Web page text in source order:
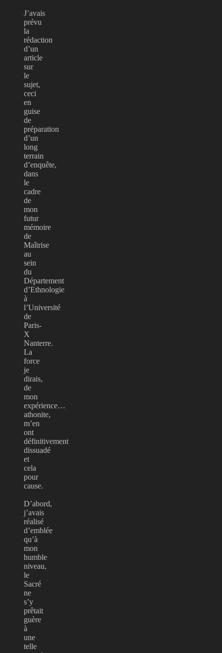
J’avais
prévu
la
rédaction
d’un
article
sur
le
sujet,
ceci
en
guise
de
préparation
d’un
long
terrain
d’enquête,
dans
le
cadre
de
mon
futur
mémoire
de
Maîtrise
au
sein
du
Département
d’Ethnologie
à
l’Université
de
Paris-
X
Nanterre.
La
force
je
dirais,
de
mon
expérience…
athonite,
m’en
ont
définitivement
dissuadé
et
cela
pour
cause.
D’abord,
j’avais
réalisé
d’emblée
qu’à
mon
humble
niveau,
le
Sacré
ne
s’y
prêtait
guère
à
une
telle